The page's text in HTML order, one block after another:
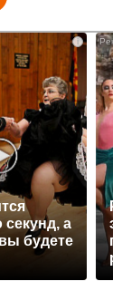
секунд, а
будете